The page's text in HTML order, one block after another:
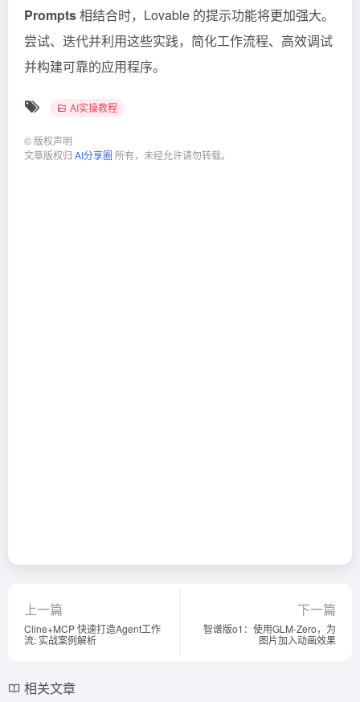
Prompts相结合时，Lovable 的提示功能将更加强大。
尝试、迭代并利用这些实践，简化工作流程、高效调试
并构建可靠的应用程序。
AI实操教程
© 版权声明
文章版权归 AI分享圈 所有，未经允许请勿转载。
上一篇
Cline+MCP 快速打造Agent工作
流: 实战案例解析
下一篇
智谱版o1：使用GLM-Zero，为
图片加入动画效果
相关文章